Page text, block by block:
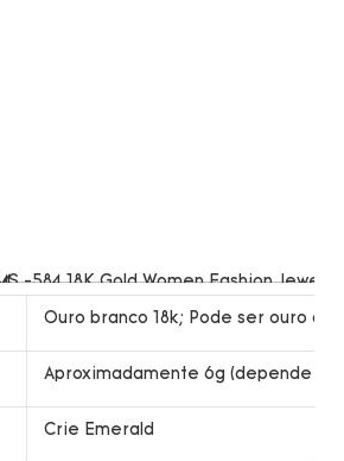
Ouro branco 18k; Pode ser ouro
Aproximadamente 6g (depende do
Crie Emerald